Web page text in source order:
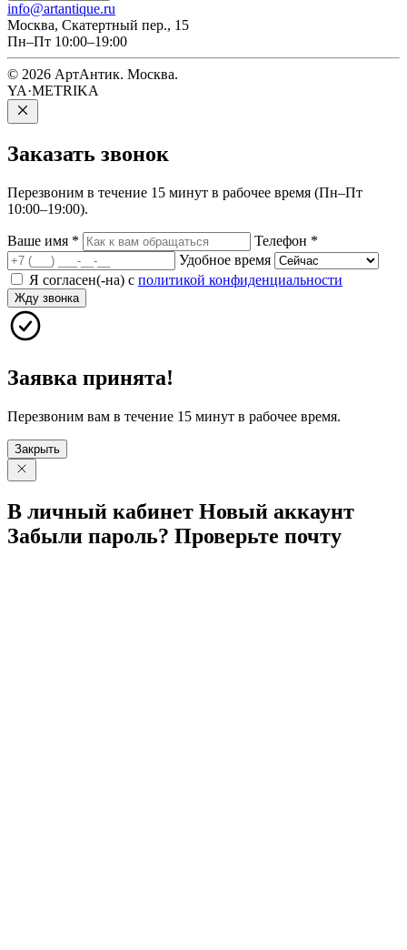
info@artantique.ru
Москва, Скатертный пер., 15
Пн–Пт 10:00–19:00
© 2026 АртАнтик. Москва.
YA·METRIKA
Заказать звонок
Перезвоним в течение 15 минут в рабочее время (Пн–Пт
10:00–19:00).
Ваше имя * Телефон *
Удобное время
Я согласен(-на) с политикой конфиденциальности
Жду звонка
Заявка принята!
Перезвоним вам в течение 15 минут в рабочее время.
Закрыть
В личный кабинет Новый аккаунт
Забыли пароль? Проверьте почту